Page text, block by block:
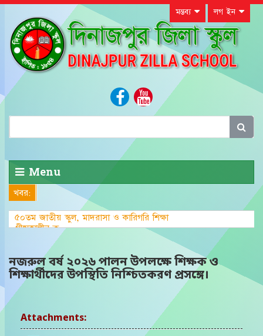
মন্তব্য লগ ইন
Menu
খবর:
৫০তম জাতীয় স্কুল, মাদরাসা ও কারিগরি শিক্ষা
গ্রীষ্মকালীন ক্রীড়া প্রতিযোগিতা-২০
নজরুল বর্ষ ২০২৬ পালন উপলক্ষে শিক্ষক ও
শিক্ষার্থীদের উপস্থিতি নিশ্চিতকরণ প্রসঙ্গে।
Attachments: